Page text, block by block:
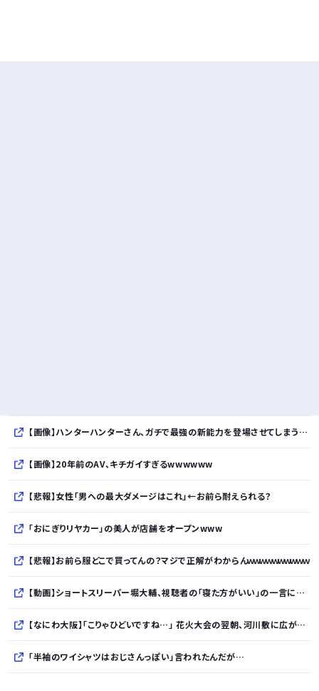
【画像】ハンターハンターさん、ガチで最強の新能力を登場させてしまうｗｗｗｗｗｗｗ
【画像】20年前のAV、キチガイすぎるwwwwww
【悲報】女性「男への最大ダメージはこれ」←お前ら耐えられる？
「おにぎりリヤカー」の美人が店舗をオープンwww
【悲報】お前ら服どこで買ってんの？マジで正解がわからんｗｗｗｗｗｗｗｗｗｗ
【動画】ショートスリーパー堀大輔、視聴者の「寝た方がいい」の一言に鬼激怒ｗｗｗｗ
【なにわ大阪】「こりゃひどいですね…」 花火大会の翌朝、河川敷に広がっていた衝撃の光景
「半袖のワイシャツはおじさんっぽい」言われたんだが…